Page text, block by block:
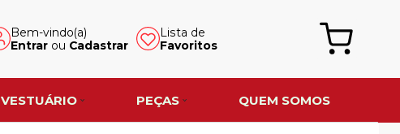
Bem-vindo(a)
Entrarou Cadastrar
Lista de
Favoritos
VESTUÁRIO PEÇAS QUEM SOMOS